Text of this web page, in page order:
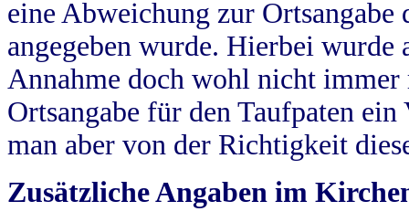
eine Abweichung zur
angegeben wurde. Hierbei wurde
Annahme doch wohl nicht
Ortsangabe für den Taufpaten
man aber von der Richtigkeit
Zusätzliche Angaben im